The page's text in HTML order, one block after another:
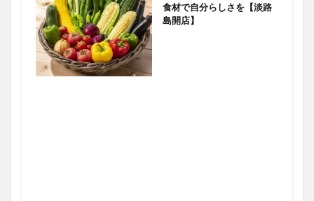
食材で自分らしさを【淡路
島開店】